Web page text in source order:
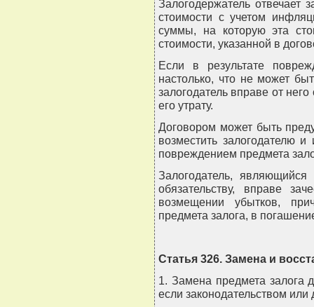
Залогодержатель отвечает
стоимости с учетом
суммы, на которую эта
стоимости, указанной в
Если в результате
настолько, что не может
залогодатель вправе от
его утрату.
Договором может быть
возместить залогодателю
повреждением предмета
Залогодатель,
обязательству, вправе
возмещении убытков,
предмета залога, в
Статья 326. Замена и
1. Замена предмета залога
если законодательством